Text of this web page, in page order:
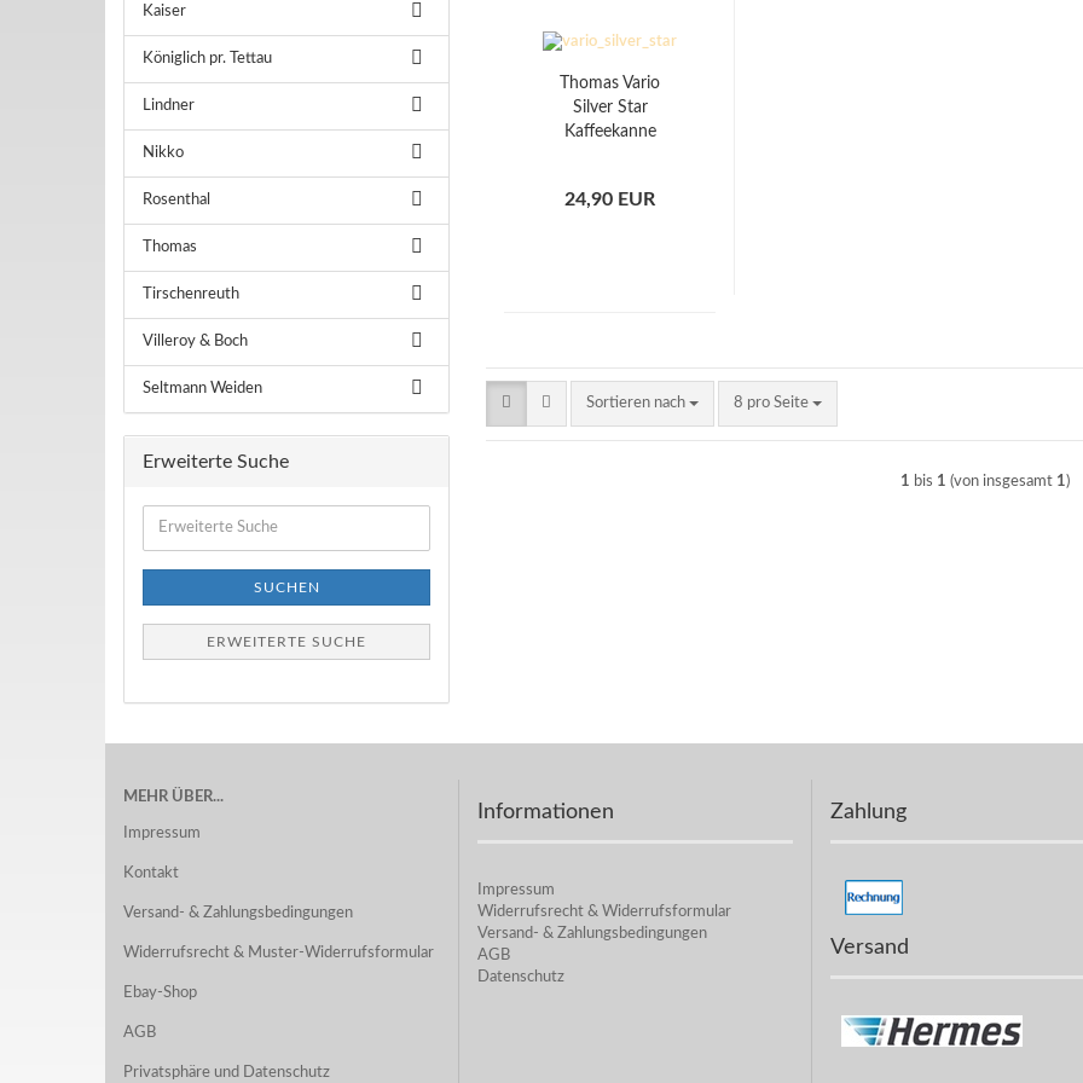
Thomas Vario
Silver Star
Kaffeekanne
24,90 EUR
Sortieren nach
Sortieren nach 8 pro Seite
pro Seite
1 bis 1 (von insgesamt 1)
Kaiser
Königlich pr. Tettau
Lindner
Nikko
Rosenthal
Thomas
Tirschenreuth
Villeroy & Boch
Seltmann Weiden
Erweiterte Suche
Suche
SUCHEN
ERWEITERTE SUCHE
MEHR ÜBER...
Impressum
Kontakt
Versand- & Zahlungsbedingungen
Widerrufsrecht & Muster-Widerrufsformular
Ebay-Shop
AGB
Privatsphäre und Datenschutz
Informationen
Impressum
Widerrufsrecht & Widerrufsformular
Versand- & Zahlungsbedingungen
AGB
Datenschutz
Zahlung
Versand